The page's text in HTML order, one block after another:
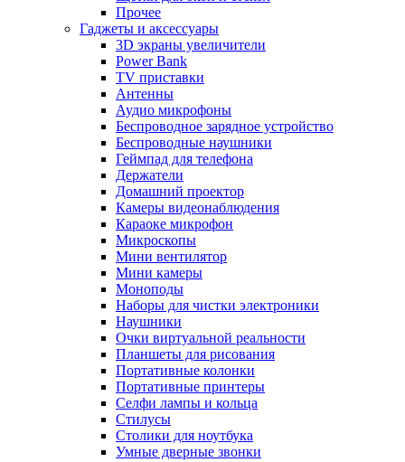
Прочее
Гаджеты и аксессуары
3D экраны увеличители
Power Bank
TV приставки
Антенны
Аудио микрофоны
Беспроводное зарядное устройство
Беспроводные наушники
Геймпад для телефона
Держатели
Домашний проектор
Камеры видеонаблюдения
Караоке микрофон
Микроскопы
Мини вентилятор
Мини камеры
Моноподы
Наборы для чистки электроники
Наушники
Очки виртуальной реальности
Планшеты для рисования
Портативные колонки
Портативные принтеры
Селфи лампы и кольца
Стилусы
Столики для ноутбука
Умные дверные звонки